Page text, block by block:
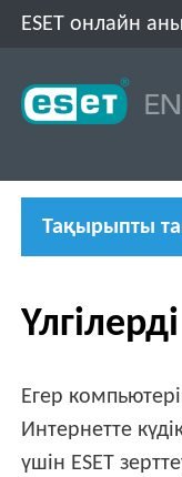
ESET онлайн
Тақырыпты
Егер
Интернетте
үшін ESET